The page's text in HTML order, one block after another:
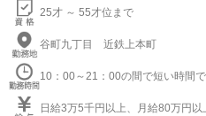
25才 ～ 55才位まで
谷町九丁目 近鉄上本町
10：00～21：00の間で短い時間
日給3万5千円以上、月給80万円以